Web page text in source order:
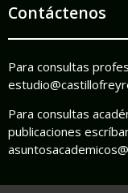
Contáctenos
Para consultas
Para consultas
publicaciones